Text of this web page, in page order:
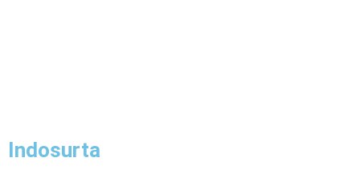
Indosurta